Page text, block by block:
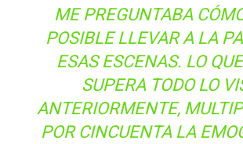
ME PREGUNTABA
POSIBLE LLEVAR A LA
ESAS ESCENAS. LO
SUPERA TODO LO
ANTERIORMENTE,
POR CINCUENTA LA